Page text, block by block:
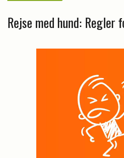
Rejse med hund: Regler